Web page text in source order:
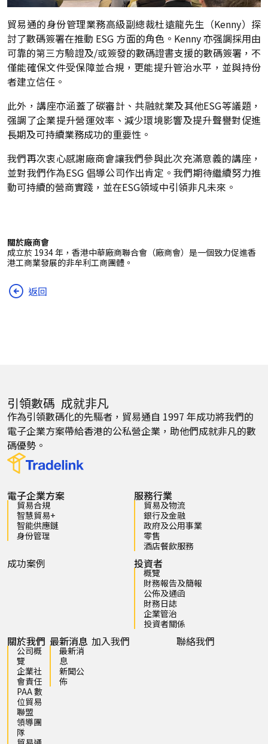
貿易通的身份管理業務高級副總裁杜遠龍先生（Kenny）探
討了數碼簽署在推動 ESG 方面的角色。Kenny 亦强調採用由
可靠的第三方驗證及/或簽發的數碼證書支援的數碼簽署，不
僅能確保文件受保障並合規，更能提升管治水平，並與持份
者建立信任。
此外，講座亦涵蓋了碳審計、共融就業及其他ESG等議題，
强調了企業提升營運效率、減少環境影響及提升聲譽對促進
長期及可持續業務成功的重要性。
我們再次衷心感謝廠商會讓我們參與此次充滿意義的講座，
並對我們作為ESG 倡導公司作出肯定。我們期待繼續努力推
動可持續的營商實踐，並在ESG領域中引領非凡未來。
關於廠商會
成立於 1934 年，香港中華廠商聯合會（廠商會）是一個致力促進香
港工商業發展的非牟利工商團體。
返回
引領數碼 成就非凡
作為引領數碼化的先驅者，貿易通自 1997 年成功將我們的
電子企業方案帶給香港的公私營企業，助他們成就非凡的數
碼優勢。
電子企業方案
貿易合規
智慧貿易+
智能供應鏈
身份管理
服務行業
貿易及物流
銀行及金融
政府及公用事業
零售
酒店餐飲服務
成功案例 投資者
概覽
財務報告及簡報
公佈及通函
財務日誌
企業管治
投資者關係
關於我們
公司概
覽
企業社
會責任
PAA 數
位貿易
聯盟
領導團
隊
最新消息
最新消
息
新聞公
佈
加入我們 聯絡我們